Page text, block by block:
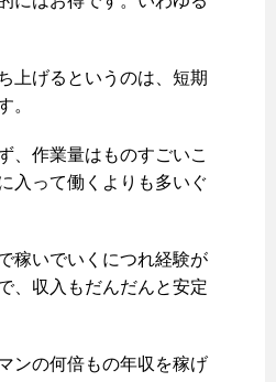
上げるというのは、短期
。
、作業量はものすごいこ
入って働くよりも多いぐ
稼いでいくにつれ経験が
、収入もだんだんと安定
ンの何倍もの年収を稼げ